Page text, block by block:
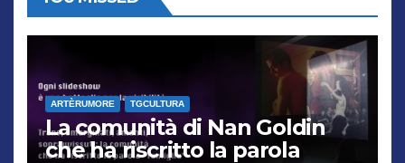
ARTÈRUMORE TGCULTURA
La comunità di Nan Goldin
che ha riscritto la parola